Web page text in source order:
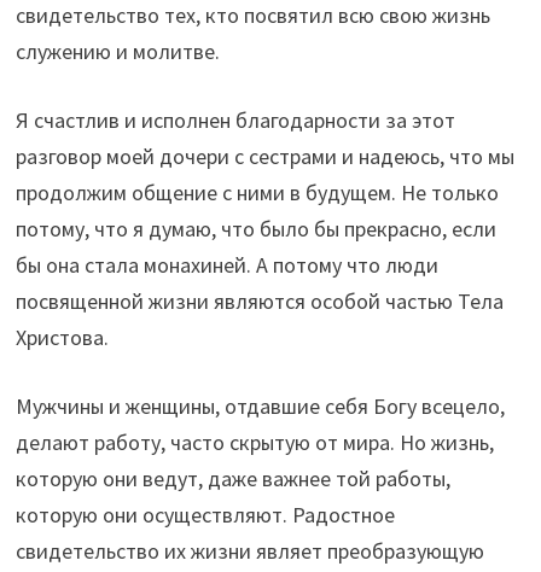
свидетельство тех, кто посвятил всю свою жизнь
служению и молитве.
Я счастлив и исполнен благодарности за этот
разговор моей дочери с сестрами и надеюсь, что мы
продолжим общение с ними в будущем. Не только
потому, что я думаю, что было бы прекрасно, если
бы она стала монахиней. А потому что люди
посвященной жизни являются особой частью Тела
Христова.
Мужчины и женщины, отдавшие себя Богу всецело,
делают работу, часто скрытую от мира. Но жизнь,
которую они ведут, даже важнее той работы,
которую они осуществляют. Радостное
свидетельство их жизни являет преобразующую